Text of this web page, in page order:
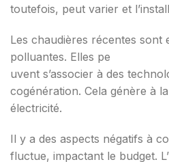
toutefois, peut varier et
Les chaudières récentes sont
polluantes. Elles pe
uvent s’associer à des
cogénération. Cela génère à
électricité.
Il y a des aspects négatifs à
fluctue, impactant le budget.